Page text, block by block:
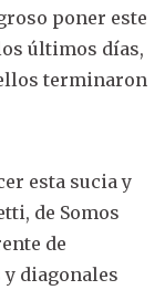
poner este
últimos días,
terminaron
esta sucia y
de Somos
de
diagonales